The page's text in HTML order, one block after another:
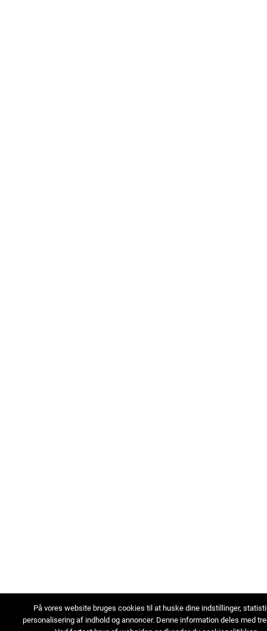
På vores website bruges cookies til at huske dine indstillinger,
personalisering af indhold og annoncer. Denne information deles med